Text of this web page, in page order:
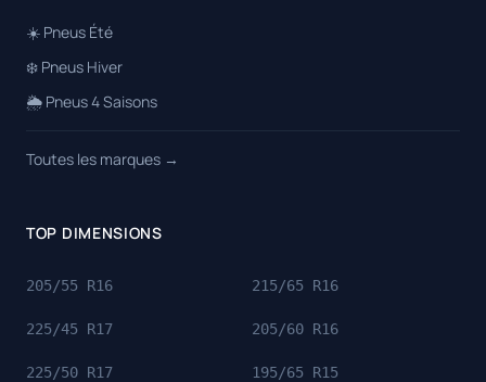
☀️ Pneus Été
❄️ Pneus Hiver
🌦️ Pneus 4 Saisons
Toutes les marques →
TOP DIMENSIONS
205/55 R16 215/65 R16
225/45 R17 205/60 R16
225/50 R17 195/65 R15